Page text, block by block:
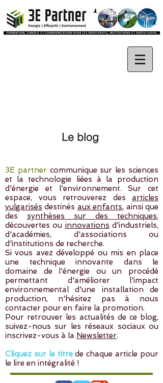
Le blog
3E partnercommunique sur les sciences
et la technologie liées à la production
d'énergie et l'environnement. Sur cet
espace, vous retrouverez des articles
vulgarisés destinés aux enfants, ainsi que
des synthèses sur des techniques,
découvertes ou innovations d'industriels,
d'académies, d'associations ou
d'institutions de recherche.
Si vous avez développé ou mis en place
une technique innovante dans le
domaine de l'énergie ou un procédé
permettant d'améliorer l'impact
environnemental d'une installation de
production, n'hésitez pas à nous
contacter pour en faire la promotion.
Pour retrouver les actualités de ce blog,
suivez-nous sur les réseaux sociaux ou
inscrivez-vous à la Newsletter.
Cliquez sur le titrede chaque article pour
le lire en intégralité !